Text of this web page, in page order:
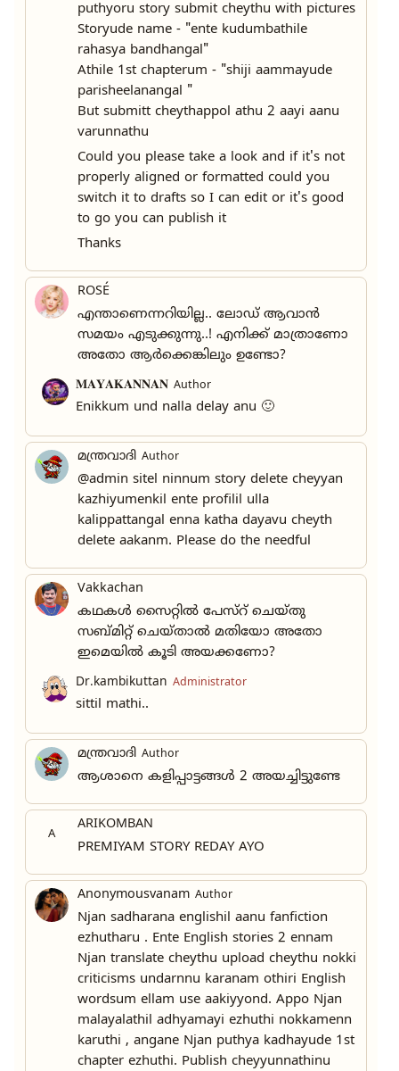
puthyoru story submit cheythu with pictures
Storyude name - "ente kudumbathile
rahasya bandhangal"
Athile 1st chapterum - "shiji aammayude
parisheelanangal "
But submitt cheythappol athu 2 aayi aanu
varunnathu
Could you please take a look and if it's not
properly aligned or formatted could you
switch it to drafts so I can edit or it's good
to go you can publish it
Thanks
ROSÉ
എന്താണെന്നറിയില്ല.. ലോഡ് ആവാൻ
സമയം എടുക്കുന്നു..! എനിക്ക് മാത്രാണോ
അതോ ആർക്കെങ്കിലും ഉണ്ടോ?
𝐌𝐀𝐘𝐀𝐊𝐀𝐍𝐍𝐀𝐍 Author
Enikkum und nalla delay anu 🙂
മന്ത്രവാദി Author
@admin sitel ninnum story delete cheyyan
kazhiyumenkil ente profilil ulla
kalippattangal enna katha dayavu cheyth
delete aakanm. Please do the needful
Vakkachan
കഥകൾ സൈറ്റിൽ പേസ്റ് ചെയ്തു
സബ്മിറ്റ് ചെയ്‌താൽ മതിയോ അതോ
ഇമെയിൽ കൂടി അയക്കണോ?
Dr.kambikuttan Administrator
sittil mathi..
മന്ത്രവാദി Author
ആശാനെ കളിപ്പാട്ടങ്ങൾ 2 അയച്ചിട്ടുണ്ടേ
A
ARIKOMBAN
PREMIYAM STORY REDAY AYO
Anonymousvanam Author
Njan sadharana englishil aanu fanfiction
ezhutharu . Ente English stories 2 ennam
Njan translate cheythu upload cheythu nokki
criticisms undarnnu karanam othiri English
wordsum ellam use aakiyyond. Appo Njan
malayalathil adhyamayi ezhuthi nokkamenn
karuthi , angane Njan puthya kadhayude 1st
chapter ezhuthi. Publish cheyyunnathinu